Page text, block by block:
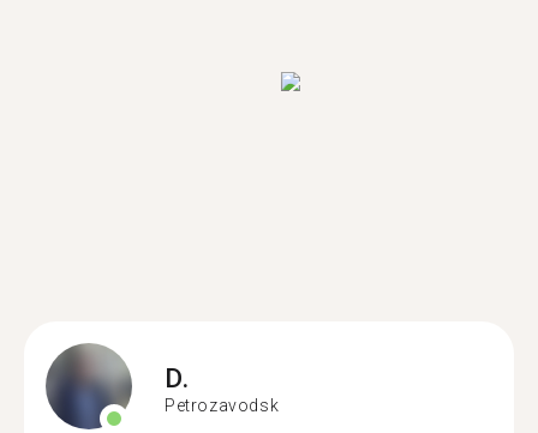
D.
Petrozavodsk